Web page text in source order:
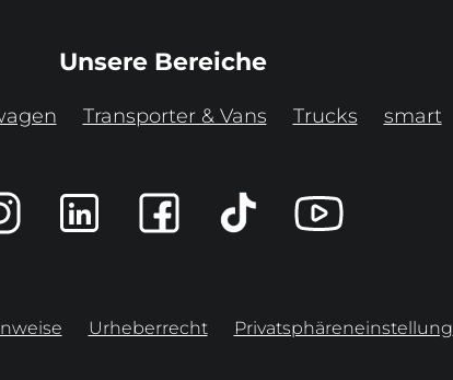
Unsere Bereiche
Transporter & Vans Trucks smart
Urheberrecht Privatsphäreneinstellung